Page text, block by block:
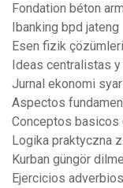
Fondation béton
Ibanking bpd jateng
Esen fizik
Ideas centralistas
Jurnal ekonomi
Aspectos
Conceptos basicos
Logika praktyczna
Kurban güngör
Ejercicios